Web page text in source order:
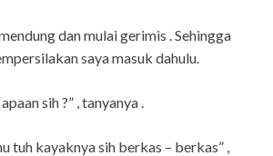
dan mulai gerimis . Sehingga
saya masuk dahulu.
sih ?” , tanyanya .
tuh kayaknya sih berkas – berkas” ,